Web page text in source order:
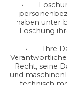
•
haben unter
Löschung
• Ihre
Recht, seine
und